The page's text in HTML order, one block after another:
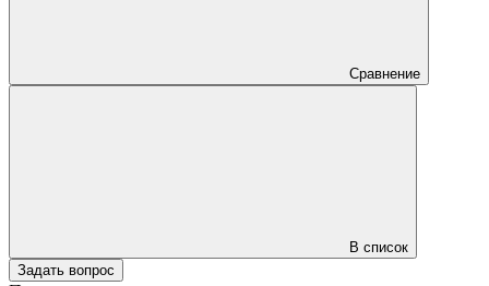
Сравнение
В список
Задать вопрос